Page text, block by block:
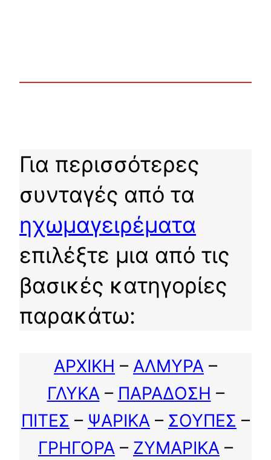
Για περισσότερες
συνταγές από τα
ηχωμαγειρέματα
επιλέξτε μια από τις
βασικές κατηγορίες
παρακάτω:
ΑΡΧΙΚΗ – ΑΛΜΥΡΑ –
ΓΛΥΚΑ– ΠΑΡΑΔΟΣΗ –
ΠΙΤΕΣ – ΨΑΡΙΚΑ – ΣΟΥΠΕΣ –
ΓΡΗΓΟΡΑ – ΖΥΜΑΡΙΚΑ –